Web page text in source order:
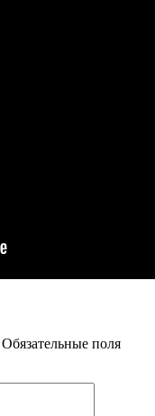
Обязательные поля